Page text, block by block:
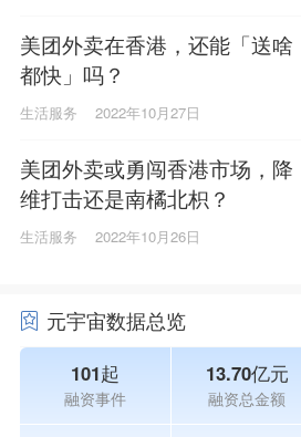
美团外卖在香港，还能「送啥
都快」吗？
生活服务 2022年10月27日
美团外卖或勇闯香港市场，降
维打击还是南橘北枳？
生活服务 2022年10月26日
元宇宙数据总览
101起
融资事件
13.70亿元
融资总金额